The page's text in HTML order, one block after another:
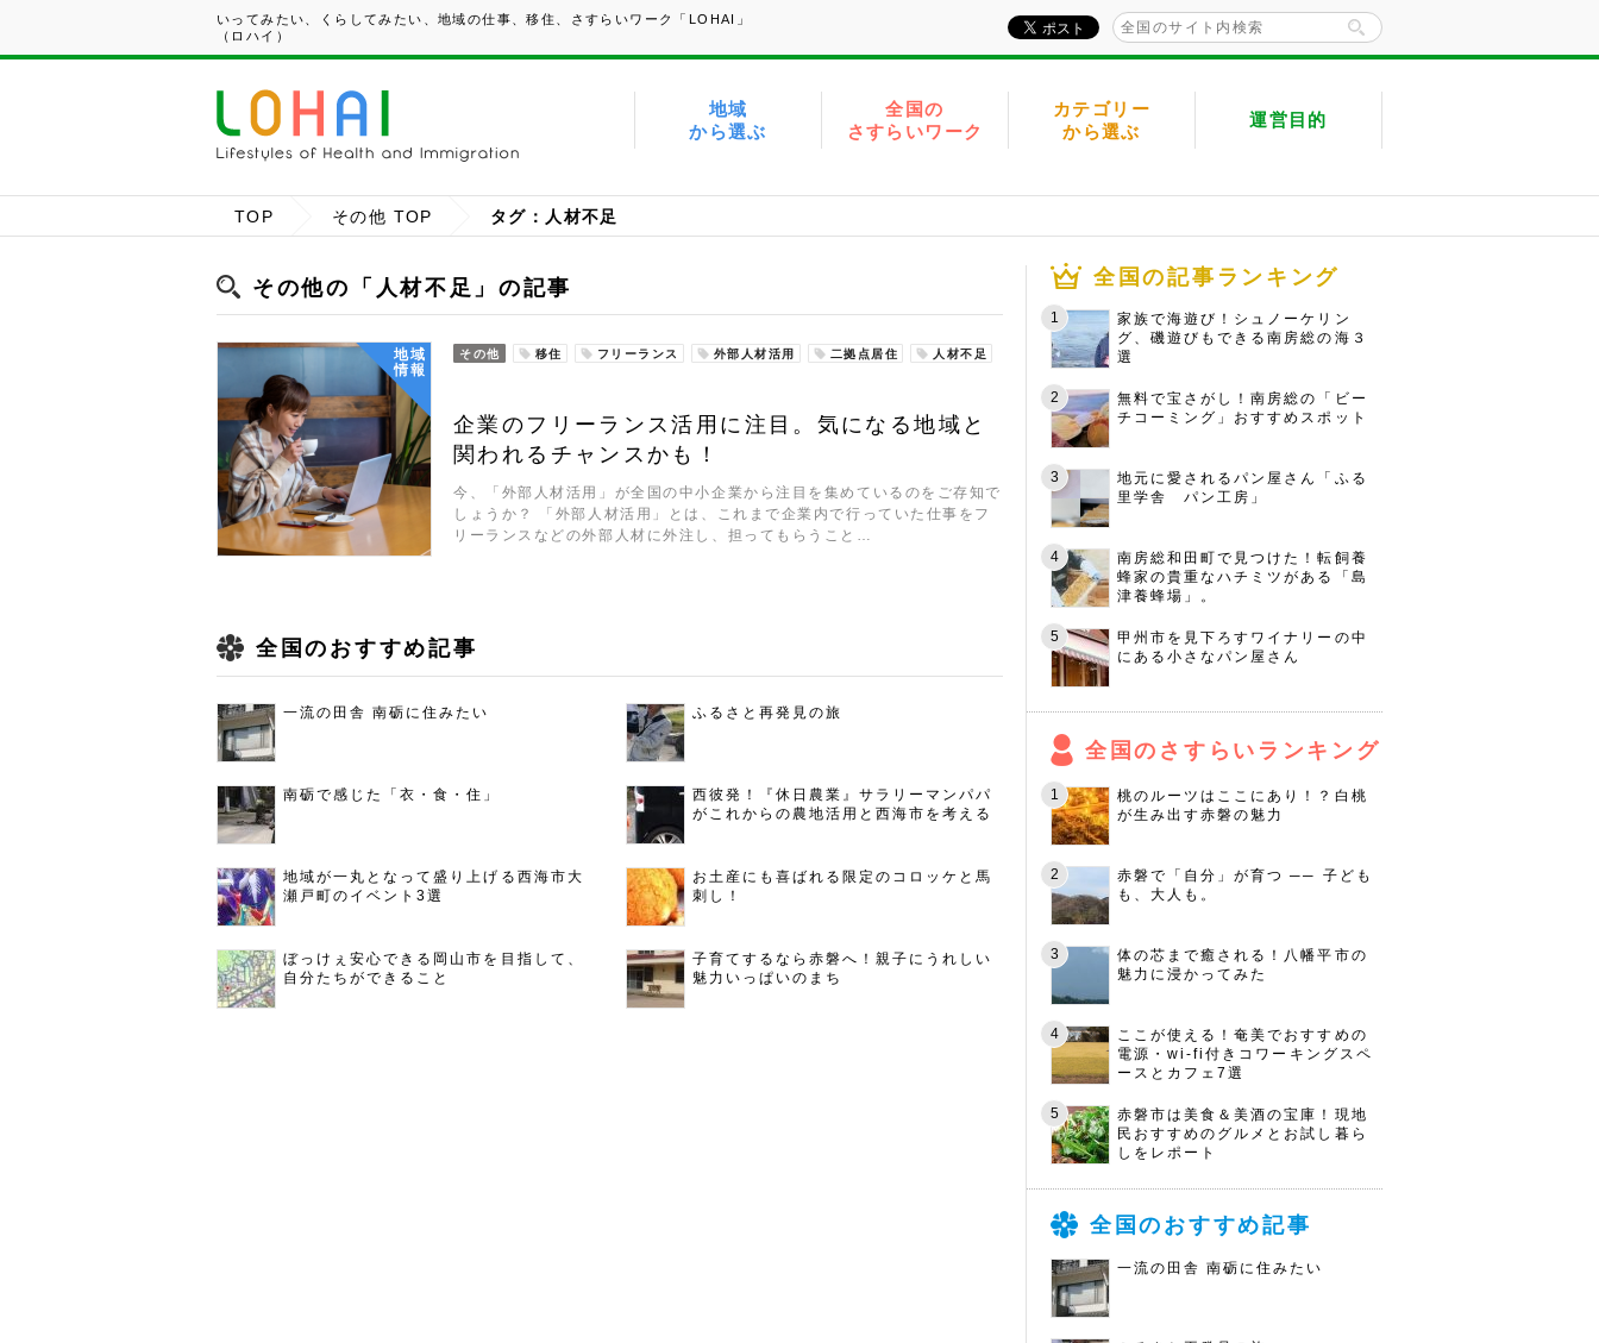
いってみたい、くらしてみたい、地域の仕事、移住、さすらいワーク「LOHAI」
（ロハイ）
地域
から選ぶ
全国の
さすらいワーク
カテゴリー
から選ぶ
運営目的
TOP その他 TOP タグ：人材不足
その他の「人材不足」の記事
地域
情報
その他 移住 フリーランス 外部人材活用 二拠点居住 人材不足
企業のフリーランス活用に注目。気になる地域と
関われるチャンスかも！
今、「外部人材活用」が全国の中小企業から注目を集めているのをご存知で
しょうか？ 「外部人材活用」とは、これまで企業内で行っていた仕事をフ
リーランスなどの外部人材に外注し、担ってもらうこと…
全国のおすすめ記事
一流の田舎 南砺に住みたい ふるさと再発見の旅
南砺で感じた「衣・食・住」
西彼発！『休日農業』サラリーマンパパ
がこれからの農地活用と西海市を考える
地域が一丸となって盛り上げる西海市大
瀬戸町のイベント3選
お土産にも喜ばれる限定のコロッケと馬
刺し！
ぼっけぇ安心できる岡山市を目指して、
自分たちができること
子育てするなら赤磐へ！親子にうれしい
魅力いっぱいのまち
全国の記事ランキング
家族で海遊び！シュノーケリン
グ、磯遊びもできる南房総の海３
選
無料で宝さがし！南房総の「ビー
チコーミング」おすすめスポット
地元に愛されるパン屋さん「ふる
里学舎 パン工房」
南房総和田町で見つけた！転飼養
蜂家の貴重なハチミツがある「島
津養蜂場」。
甲州市を見下ろすワイナリーの中
にある小さなパン屋さん
全国のさすらいランキング
桃のルーツはここにあり！？白桃
が生み出す赤磐の魅力
赤磐で「自分」が育つ ── 子ども
も、大人も。
体の芯まで癒される！八幡平市の
魅力に浸かってみた
ここが使える！奄美でおすすめの
電源・wi-fi付きコワーキングスペ
ースとカフェ7選
赤磐市は美食＆美酒の宝庫！現地
民おすすめのグルメとお試し暮ら
しをレポート
全国のおすすめ記事
一流の田舎 南砺に住みたい